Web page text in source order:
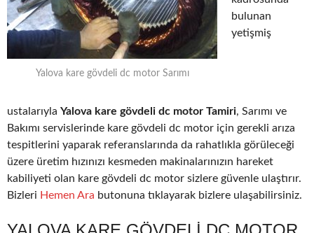
Yalova kare gövdeli dc motor Sarımı
bulunan
yetişmiş
ustalarıyla Yalova kare gövdeli dc motor Tamiri, Sarımı ve
Bakımı servislerinde kare gövdeli dc motor için gerekli arıza
tespitlerini yaparak referanslarında da rahatlıkla görüleceği
üzere üretim hızınızı kesmeden makinalarınızın hareket
kabiliyeti olan kare gövdeli dc motor sizlere güvenle ulaştırır.
Bizleri Hemen Ara butonuna tıklayarak bizlere ulaşabilirsiniz.